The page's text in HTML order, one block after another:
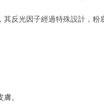
反光因子經過特殊設計，
。